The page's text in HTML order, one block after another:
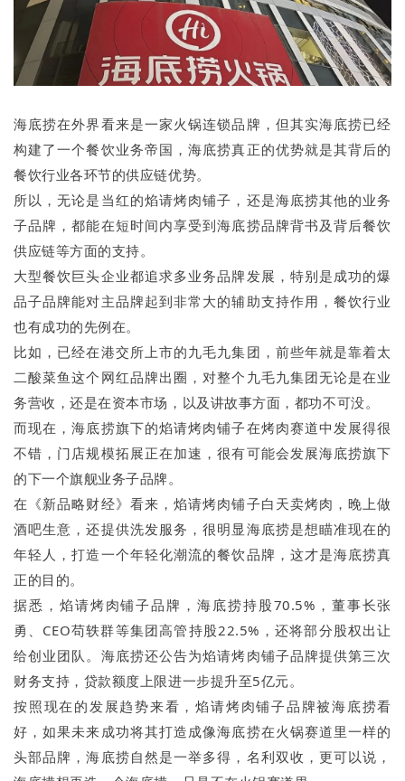
海底捞在外界看来是一家火锅连锁品牌，但其实海底捞已经
构建了一个餐饮业务帝国，海底捞真正的优势就是其背后的
餐饮行业各环节的供应链优势。
所以，无论是当红的焰请烤肉铺子，还是海底捞其他的业务
子品牌，都能在短时间内享受到海底捞品牌背书及背后餐饮
供应链等方面的支持。
大型餐饮巨头企业都追求多业务品牌发展，特别是成功的爆
品子品牌能对主品牌起到非常大的辅助支持作用，餐饮行业
也有成功的先例在。
比如，已经在港交所上市的九毛九集团，前些年就是靠着太
二酸菜鱼这个网红品牌出圈，对整个九毛九集团无论是在业
务营收，还是在资本市场，以及讲故事方面，都功不可没。
而现在，海底捞旗下的焰请烤肉铺子在烤肉赛道中发展得很
不错，门店规模拓展正在加速，很有可能会发展海底捞旗下
的下一个旗舰业务子品牌。
在《新品略财经》看来，焰请烤肉铺子白天卖烤肉，晚上做
酒吧生意，还提供洗发服务，很明显海底捞是想瞄准现在的
年轻人，打造一个年轻化潮流的餐饮品牌，这才是海底捞真
正的目的。
据悉，焰请烤肉铺子品牌，海底捞持股70.5%，董事长张
勇、CEO苟轶群等集团高管持股22.5%，还将部分股权出让
给创业团队。海底捞还公告为焰请烤肉铺子品牌提供第三次
财务支持，贷款额度上限进一步提升至5亿元。
按照现在的发展趋势来看，焰请烤肉铺子品牌被海底捞看
好，如果未来成功将其打造成像海底捞在火锅赛道里一样的
头部品牌，海底捞自然是一举多得，名利双收，更可以说，